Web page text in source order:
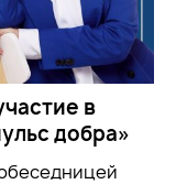
в
добра»